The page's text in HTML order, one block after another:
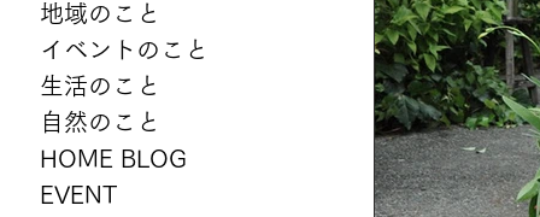
地域のこと
イベントのこと
生活のこと
自然のこと
HOME BLOG
EVENT